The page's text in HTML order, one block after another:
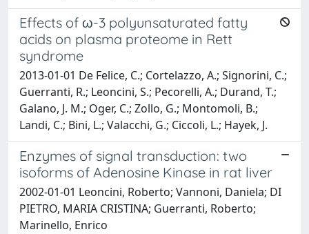
Effects of ω-3 polyunsaturated fatty
acids on plasma proteome in Rett
syndrome
2013-01-01 De Felice, C.; Cortelazzo, A.; Signorini, C.;
Guerranti, R.; Leoncini, S.; Pecorelli, A.; Durand, T.;
Galano, J. M.; Oger, C.; Zollo, G.; Montomoli, B.;
Landi, C.; Bini, L.; Valacchi, G.; Ciccoli, L.; Hayek, J.
Enzymes of signal transduction: two
isoforms of Adenosine Kinase in rat liver
2002-01-01 Leoncini, Roberto; Vannoni, Daniela; DI
PIETRO, MARIA CRISTINA; Guerranti, Roberto;
Marinello, Enrico